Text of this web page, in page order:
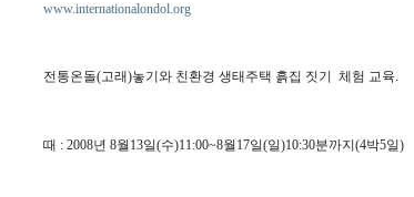
www.internationalondol.org
전통온돌(고래)놓기와 친환경 생태주택 흙집 짓기 체험 교육.
때 : 2008년 8월13일(수)11:00~8월17일(일)10:30분까지(4박5일)